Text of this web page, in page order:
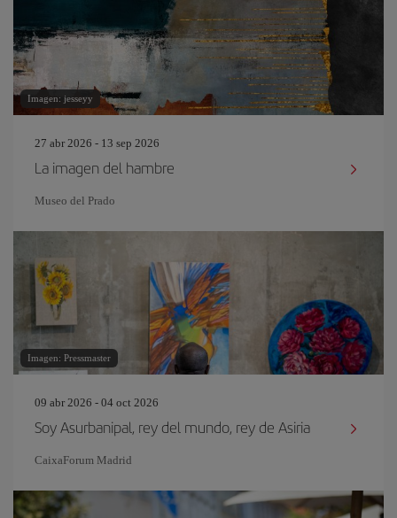
Imagen: jesseyy
27 abr 2026 - 13 sep 2026
La imagen del hambre
Museo del Prado
Imagen: Pressmaster
09 abr 2026 - 04 oct 2026
Soy Asurbanipal, rey del mundo, rey de Asiria
CaixaForum Madrid